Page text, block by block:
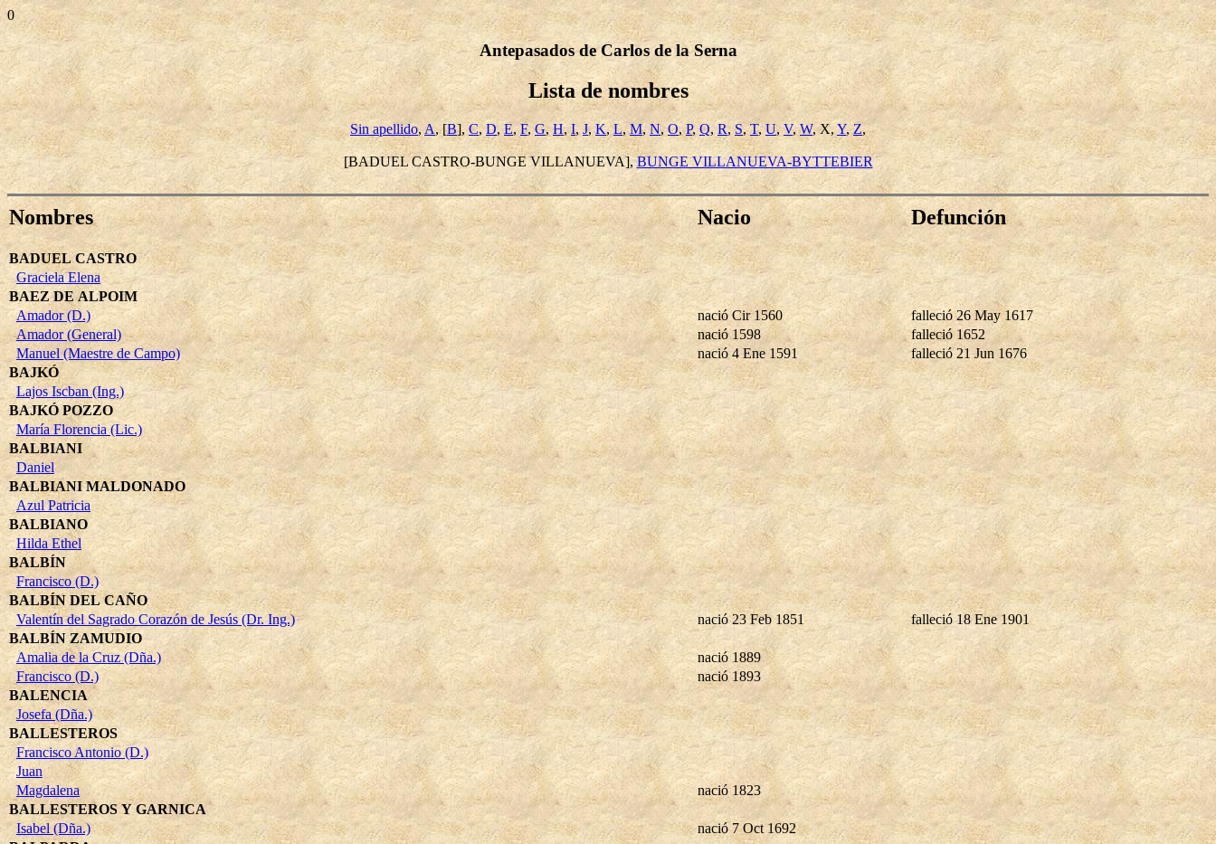
0
Antepasados de Carlos de la Serna
Lista de nombres
Sin apellido, A, [B], C, D,E,F, G,H,I, J, K,L, M, N,O,P, Q, R, S,T, U,V,W, X, Y,Z,
[BADUEL CASTRO-BUNGE VILLANUEVA],BUNGE VILLANUEVA-BYTTEBIER
Nombres Nacio Defunción
BADUEL CASTRO
Graciela Elena
BAEZ DE ALPOIM
Amador (D.)
nació Cir 1560
falleció 26 May 1617
Amador (General)
nació 1598
falleció 1652
Manuel (Maestre de Campo)
nació 4 Ene 1591
falleció 21 Jun 1676
BAJKÓ
Lajos Iscban (Ing.)
BAJKÓ POZZO
María Florencia (Lic.)
BALBIANI
Daniel
BALBIANI MALDONADO
Azul Patricia
BALBIANO
Hilda Ethel
BALBÍN
Francisco (D.)
BALBÍN DEL CAÑO
Valentín del Sagrado Corazón de Jesús (Dr. Ing.)
nació 23 Feb 1851
falleció 18 Ene 1901
BALBÍN ZAMUDIO
Amalia de la Cruz (Dña.)
nació 1889
Francisco (D.)
nació 1893
BALENCIA
Josefa (Dña.)
BALLESTEROS
Francisco Antonio (D.)
Juan
Magdalena
nació 1823
BALLESTEROS Y GARNICA
Isabel (Dña.)
nació 7 Oct 1692